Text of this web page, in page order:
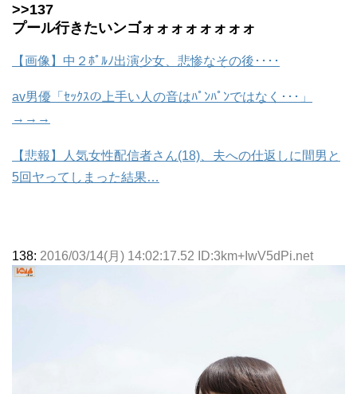
>>137
プール行きたいンゴォォォォォォォォ
【画像】中２ﾎﾟﾙﾉ出演少女、悲惨なその後････
av男優「ｾｯｸｽの上手い人の音はﾊﾟﾝﾊﾟﾝではなく･･･」
→→→
【悲報】人気女性配信者さん(18)、夫への仕返しに間男と
5回ヤってしまった結果…
138: 2016/03/14(月) 14:02:17.52 ID:3km+IwV5dPi.net